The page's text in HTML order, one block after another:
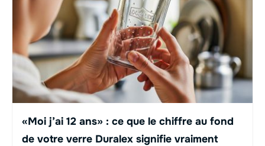
«Moi j’ai 12 ans» : ce que le chiffre au fond
de votre verre Duralex signifie vraiment